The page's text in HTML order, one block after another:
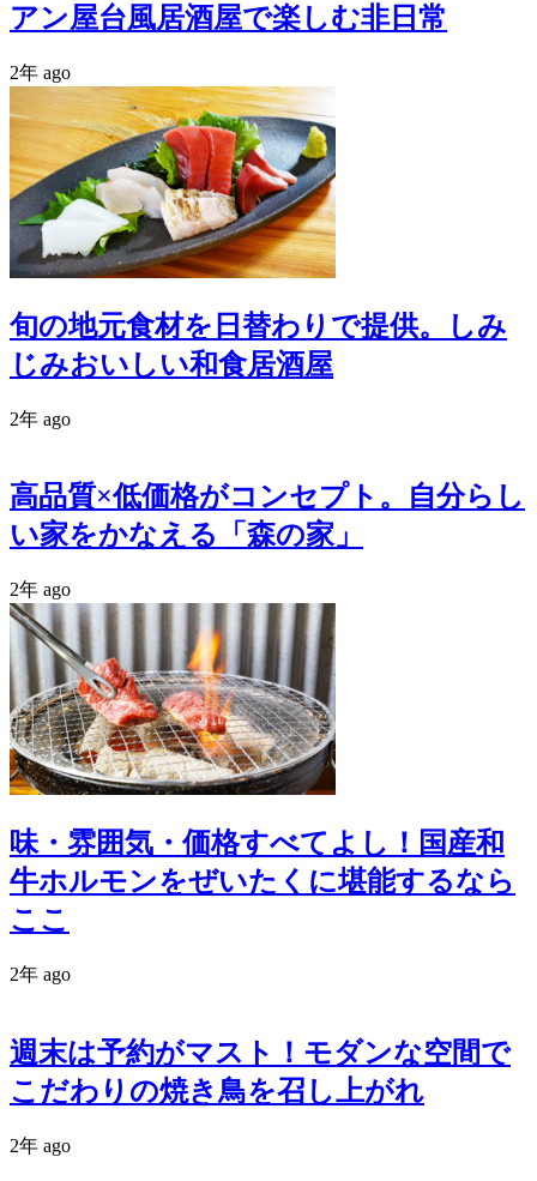
アン屋台風居酒屋で楽しむ非日常
2年 ago
旬の地元食材を日替わりで提供。しみ
じみおいしい和食居酒屋
2年 ago
高品質×低価格がコンセプト。自分らし
い家をかなえる「森の家」
2年 ago
味・雰囲気・価格すべてよし！国産和
牛ホルモンをぜいたくに堪能するなら
ここ
2年 ago
週末は予約がマスト！モダンな空間で
こだわりの焼き鳥を召し上がれ
2年 ago